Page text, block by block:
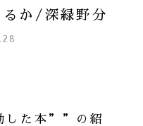
るか/深緑野分
した本””の紹